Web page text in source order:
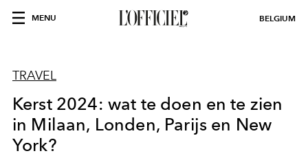
MENU BELGIUM
TRAVEL
Kerst 2024: wat te doen en te zien
in Milaan, Londen, Parijs en New
York?